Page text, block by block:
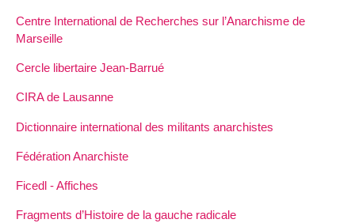
Centre International de Recherches sur l’Anarchisme de
Marseille
Cercle libertaire Jean-Barrué
CIRA de Lausanne
Dictionnaire international des militants anarchistes
Fédération Anarchiste
Ficedl - Affiches
Fragments d’Histoire de la gauche radicale